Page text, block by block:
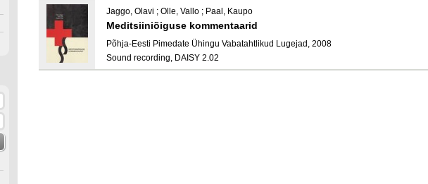
Jaggo, Olavi ; Olle, Vallo ; Paal, Kaupo
Meditsiiniõiguse kommentaarid
Põhja-Eesti Pimedate Ühingu Vabatahtlikud Lugejad, 2008
Sound recording, DAISY 2.02